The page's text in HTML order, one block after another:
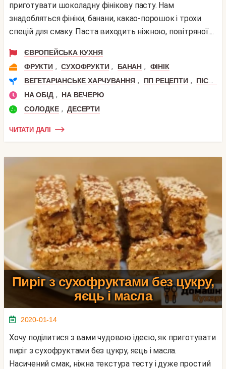
приготувати шоколадну фінікову пасту. Нам
знадобляться фініки, банани, какао-порошок і трохи
спецій для смаку. Паста виходить ніжною, повітряної....
ЄВРОПЕЙСЬКА КУХНЯ
ФРУКТИ , СУХОФРУКТИ , БАНАН ,
ФІНІК
ВЕГЕТАРІАНСЬКЕ ХАРЧУВАННЯ , ПП РЕЦЕПТИ ,
ПІСНІ СТРАВИ
НА ОБІД ,
НА ВЕЧЕРЮ
СОЛОДКЕ , ДЕСЕРТИ
ЧИТАТИ ДАЛІ
Пиріг з сухофруктами без цукру,
яєць і масла
2020-01-14
Хочу поділитися з вами чудовою ідеєю, як приготувати
пиріг з сухофруктами без цукру, яєць і масла.
Насичений смак, ніжна текстура тесту і дуже простий